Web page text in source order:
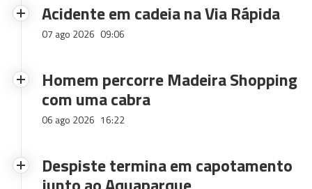
Acidente em cadeia na Via Rápida
07 ago 2026 09:06
Homem percorre Madeira Shopping
com uma cabra
06 ago 2026 16:22
Despiste termina em capotamento